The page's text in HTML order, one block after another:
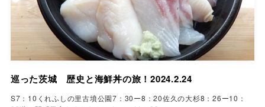
巡った茨城 歴史と海鮮丼の旅！2024.2.24
S7：10くれふしの里古墳公園7：30ー8：20佐久の大杉8：26ー10：